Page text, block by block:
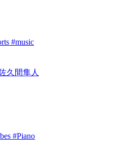
#music
久間隼人
#Piano